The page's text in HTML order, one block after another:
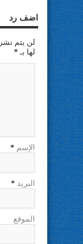
اضف رد
لن يتم نشر
لها بـ *
الإسم *
البريد *
الموقع